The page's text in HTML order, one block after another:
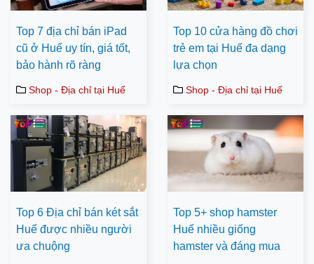
Top 7 địa chỉ bán iPad
cũ ở Huế uy tín, giá tốt,
bảo hành rõ ràng
Shop - Địa chỉ tại Huế
Top 10 cửa hàng đồ chơi
trẻ em tại Huế đa dạng
lựa chọn
Shop - Địa chỉ tại Huế
Top 6 Địa chỉ bán két sắt
Huế được nhiều người
ưa chuộng
Top 5+ shop hamster
Huế nhiều giống
hamster và đáng mua